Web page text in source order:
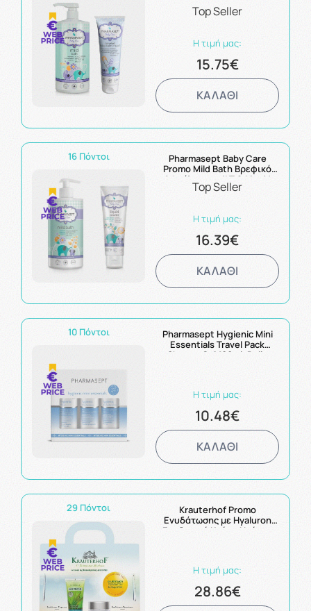
Top Seller
Η τιμή μας:
15.75€
ΚΑΛΑΘΙ
16 Πόντοι
Pharmasept Baby Care
Promo Mild Bath Βρεφικό
Αφρόλουτρο 1LT & Liquid
Powder 150ml
Top Seller
Η τιμή μας:
16.39€
ΚΑΛΑΘΙ
10 Πόντοι
Pharmasept Hygienic Mini
Essentials Travel Pack
Shower Gel 100ml, Daily
Η τιμή μας:
10.48€
ΚΑΛΑΘΙ
29 Πόντοι
Krauterhof Promo
Ενυδάτωσης με Hyaluron
Ενυδατική Κρέμα Ημέρας
Η τιμή μας:
28.86€